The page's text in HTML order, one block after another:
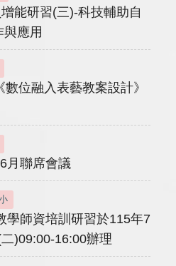
能研習(三)-科技輔助自
應用
位融入表藝教案設計》
月聯席會議
學師資培訓研習於115年7
)09:00-16:00辦理